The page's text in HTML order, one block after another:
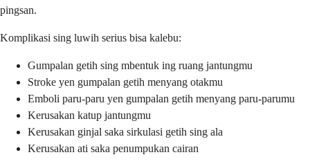
pingsan.
Komplikasi sing luwih serius bisa kalebu:
Gumpalan getih sing mbentuk ing ruang jantungmu
Stroke yen gumpalan getih menyang otakmu
Emboli paru-paru yen gumpalan getih menyang paru-parumu
Kerusakan katup jantungmu
Kerusakan ginjal saka sirkulasi getih sing ala
Kerusakan ati saka penumpukan cairan